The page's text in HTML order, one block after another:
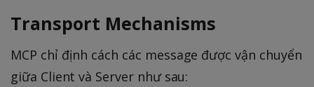
Transport Mechanisms
MCP chỉ định cách các message được vận chuyển
giữa Client và Server như sau: